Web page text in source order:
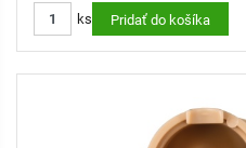
ks Pridať do košíka